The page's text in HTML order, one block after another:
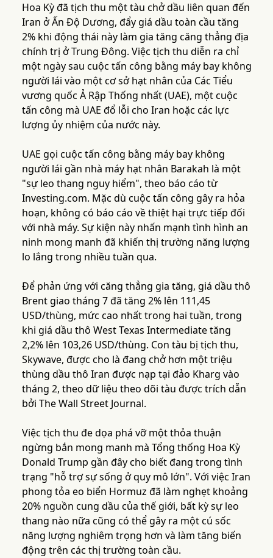
Hoa Kỳ đã tịch thu một tàu chở dầu liên quan đến
Iran ở Ấn Độ Dương, đẩy giá dầu toàn cầu tăng
2% khi động thái này làm gia tăng căng thẳng địa
chính trị ở Trung Đông. Việc tịch thu diễn ra chỉ
một ngày sau cuộc tấn công bằng máy bay không
người lái vào một cơ sở hạt nhân của Các Tiểu
vương quốc Ả Rập Thống nhất (UAE), một cuộc
tấn công mà UAE đổ lỗi cho Iran hoặc các lực
lượng ủy nhiệm của nước này.
UAE gọi cuộc tấn công bằng máy bay không
người lái gần nhà máy hạt nhân Barakah là một
"sự leo thang nguy hiểm", theo báo cáo từ
Investing.com. Mặc dù cuộc tấn công gây ra hỏa
hoạn, không có báo cáo về thiệt hại trực tiếp đối
với nhà máy. Sự kiện này nhấn mạnh tình hình an
ninh mong manh đã khiến thị trường năng lượng
lo lắng trong nhiều tuần qua.
Để phản ứng với căng thẳng gia tăng, giá dầu thô
Brent giao tháng 7 đã tăng 2% lên 111,45
USD/thùng, mức cao nhất trong hai tuần, trong
khi giá dầu thô West Texas Intermediate tăng
2,2% lên 103,26 USD/thùng. Con tàu bị tịch thu,
Skywave, được cho là đang chở hơn một triệu
thùng dầu thô Iran được nạp tại đảo Kharg vào
tháng 2, theo dữ liệu theo dõi tàu được trích dẫn
bởi The Wall Street Journal.
Việc tịch thu đe dọa phá vỡ một thỏa thuận
ngừng bắn mong manh mà Tổng thống Hoa Kỳ
Donald Trump gần đây cho biết đang trong tình
trạng "hỗ trợ sự sống ở quy mô lớn". Với việc Iran
phong tỏa eo biển Hormuz đã làm nghẹt khoảng
20% nguồn cung dầu của thế giới, bất kỳ sự leo
thang nào nữa cũng có thể gây ra một cú sốc
năng lượng nghiêm trọng hơn và làm tăng biến
động trên các thị trường toàn cầu.